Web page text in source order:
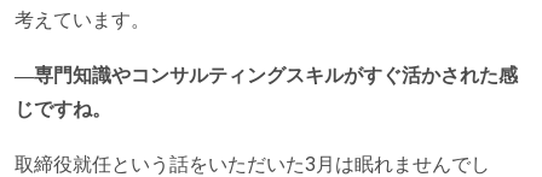
考えています。
―専門知識やコンサルティングスキルがすぐ活かされた感
じですね。
取締役就任という話をいただいた3月は眠れませんでし